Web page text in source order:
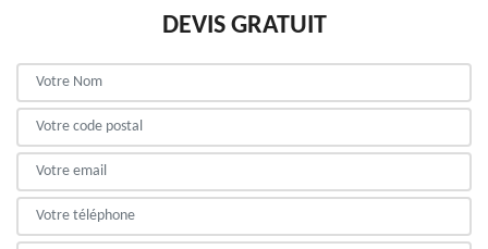
DEVIS GRATUIT